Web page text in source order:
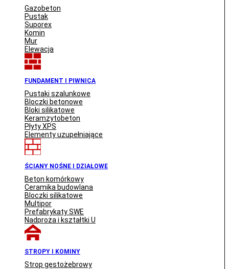
Gazobeton
Pustak
Suporex
Komin
Mur
Elewacja
FUNDAMENT I PIWNICA
Pustaki szalunkowe
Bloczki betonowe
Bloki silikatowe
Keramzytobeton
Płyty XPS
Elementy uzupełniające
ŚCIANY NOŚNE I DZIAŁOWE
Beton komórkowy
Ceramika budowlana
Bloczki silikatowe
Multipor
Prefabrykaty SWE
Nadproża i kształtki U
STROPY I KOMINY
Strop gęstożebrowy